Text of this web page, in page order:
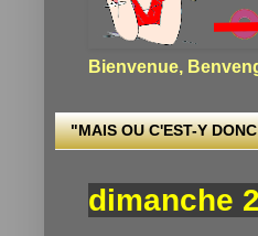
Bienvenue,
"MAIS OU C'EST-Y
dimanche